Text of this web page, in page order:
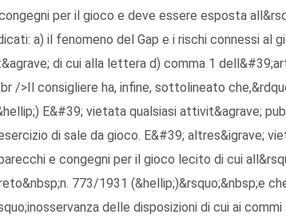
per il gioco e deve essere esposta
a) il fenomeno del Gap e i rischi connessi al
di cui alla lettera d) comma 1
/>Il consigliere ha, infine, sottolineato
E&#39; vietata qualsiasi attivit&agrave;
di sale da gioco. E&#39; altres&igrave;
e congegni per il gioco lecito di cui
773/1931 (&hellip;)&rsquo;&nbsp;e
delle disposizioni di cui ai commi